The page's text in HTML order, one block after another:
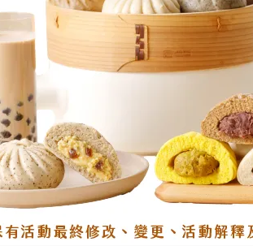
的習慣嗎？有台式的下午茶嗎？
麼呢？可以留言告訴我們嗎？
折： https://www.fukurobun.com.tw/
www.fukurobun.com.tw/collecti...
：https://www.fukurobun.com.tw/